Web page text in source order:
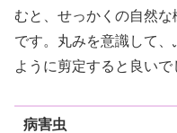
むと、せっかくの自然
です。丸みを意識して
ように剪定すると良いで
病害虫